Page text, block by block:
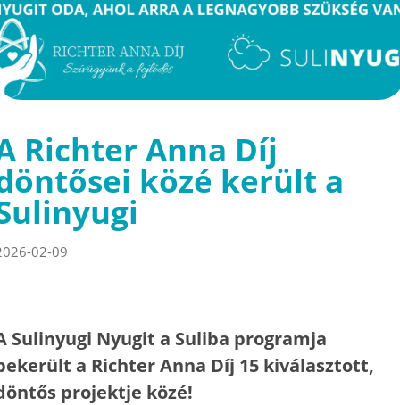
Richter Anna Díj
közé került a
02-09
Sulinyugi Nyugit a Suliba programja
a Richter Anna Díj 15 kiválasztott,
projektje közé!